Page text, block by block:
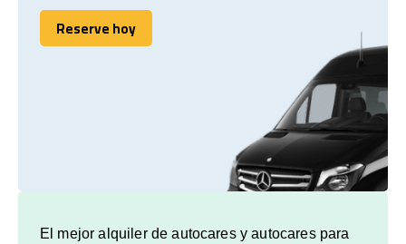
Reserve hoy
Reserve hoy
El mejor alquiler de autocares y autocares para